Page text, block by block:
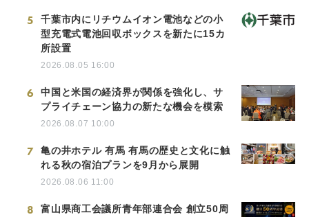
5
千葉市内にリチウムイオン電池などの小
型充電式電池回収ボックスを新たに15カ
所設置
2026.08.05 16:00
6
中国と米国の経済界が関係を強化し、サ
プライチェーン協力の新たな機会を模索
2026.08.07 10:00
7
亀の井ホテル 有馬 有馬の歴史と文化に触
れる秋の宿泊プランを9月から展開
2026.08.06 11:00
8
富山県商工会議所青年部連合会 創立50周